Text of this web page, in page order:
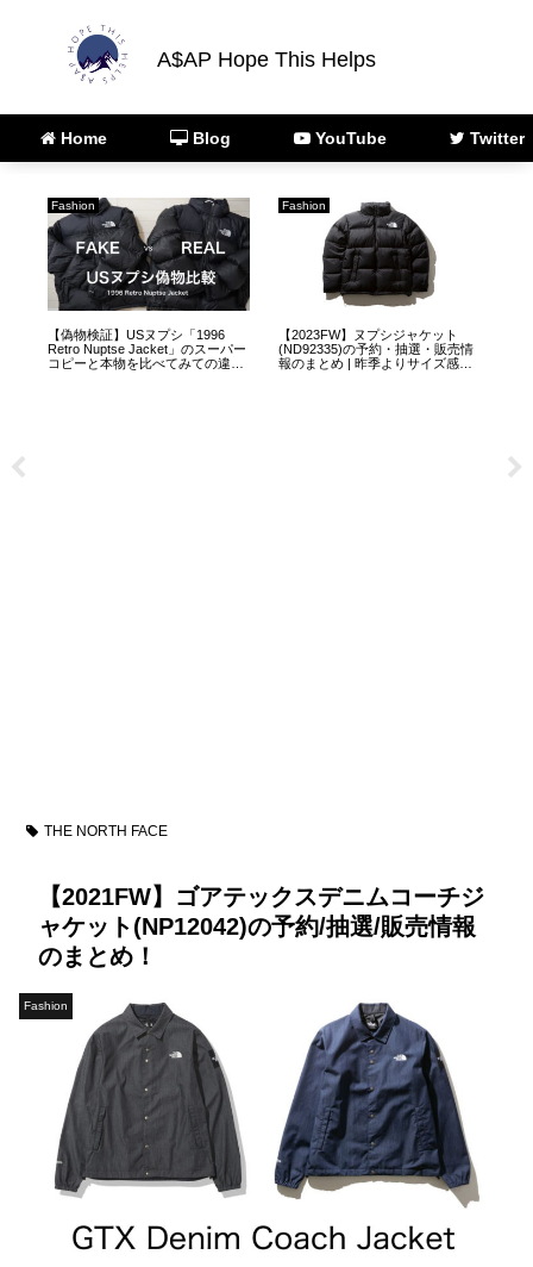
A$AP Hope This Helps
Home Blog YouTube Twitter
Fashion
【2023FW】マウンテンダウンジ
ャケット(ND92237)の予約・抽
選・販売情報について
ARC'TERYX
【ARC’TERYX】アークテリクス
正規取扱店・販売店のオンライン
ストアURLのまとめ
THE NORTH FACE
【2021FW】ゴアテックスデニムコーチジ
ャケット(NP12042)の予約/抽選/販売情報
のまとめ！
Fashion